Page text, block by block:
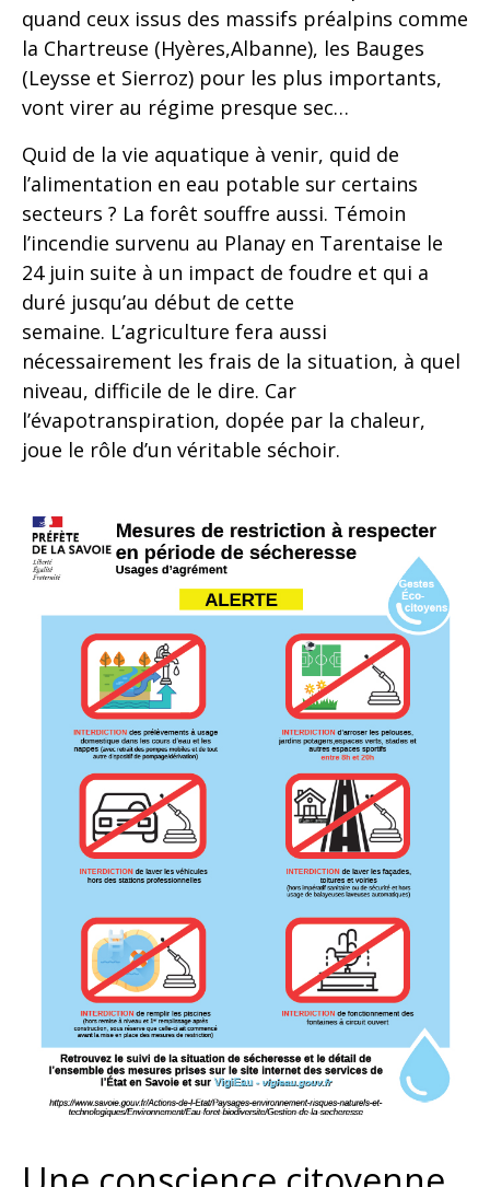
quand ceux issus des massifs préalpins comme
la Chartreuse (Hyères,Albanne), les Bauges
(Leysse et Sierroz) pour les plus importants,
vont virer au régime presque sec…
Quid de la vie aquatique à venir, quid de
l’alimentation en eau potable sur certains
secteurs ? La forêt souffre aussi. Témoin
l’incendie survenu au Planay en Tarentaise le
24 juin suite à un impact de foudre et qui a
duré jusqu’au début de cette
semaine. L’agriculture fera aussi
nécessairement les frais de la situation, à quel
niveau, difficile de le dire. Car
l’évapotranspiration, dopée par la chaleur,
joue le rôle d’un véritable séchoir.